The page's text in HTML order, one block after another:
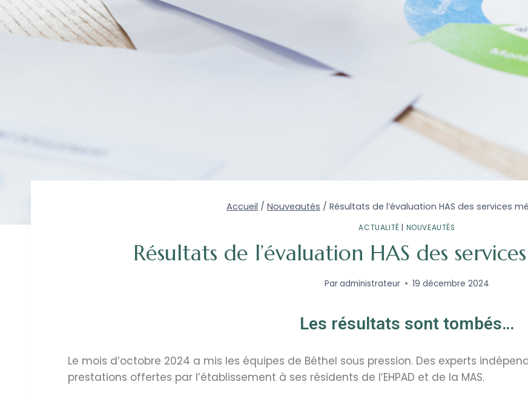
Accueil / Nouveautés / Résultats de l’évaluation HAS des services
ACTUALITÉ NOUVEAUTÉS
Résultats de l’évaluation HAS des
Paradministrateur 19 décembre 2024
Les résultats sont tombés…
Le mois d’octobre 2024 a mis les équipes de Béthel sous pression. Des experts
prestations offertes par l’établissement à ses résidents de l’EHPAD et de la MAS.